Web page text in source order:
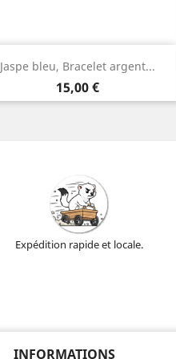
Jaspe bleu, Bracelet argent...
Prix
15,00 €
Aperçu rapide
Argent
Expédition rapide et locale.
INFORMATIONS